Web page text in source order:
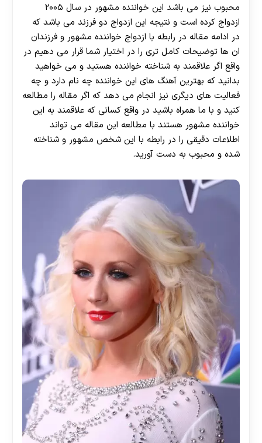
محبوب نیز می باشد این خواننده مشهور در سال ۲۰۰۵
ازدواج کرده است و نتیجه این ازدواج دو فرزند می ‌باشد که
در ادامه مقاله در رابطه با ازدواج خواننده مشهور و فرزندان
ان ها توضیحات کامل تری را در اختیار شما قرار می دهیم در
واقع اگر علاقمند به شناخته خواننده هستید و می خواهید
بدانید که بهترین آهنگ های این خواننده چه نام دارد و چه
فعالیت های دیگری نیز انجام می ‌دهد که اگر مقاله را مطالعه
کنید و با ما همراه باشید در واقع کسانی که علاقمند به این
خواننده مشهور هستند با مطالعه این مقاله می تواند
اطلاعات دقیقی را در رابطه با این شخص مشهور و شناخته
شده و محبوب به دست آورید.